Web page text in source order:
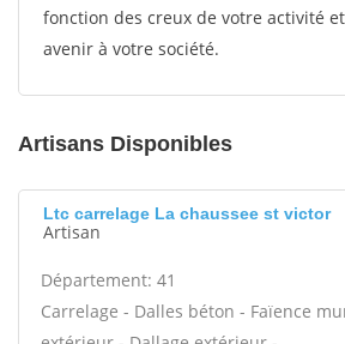
fonction des creux de votre activité
avenir à votre société.
Artisans Disponibles
Ltc carrelage La chaussee st victor
Artisan
Département: 41
Carrelage - Dalles béton - Faïence